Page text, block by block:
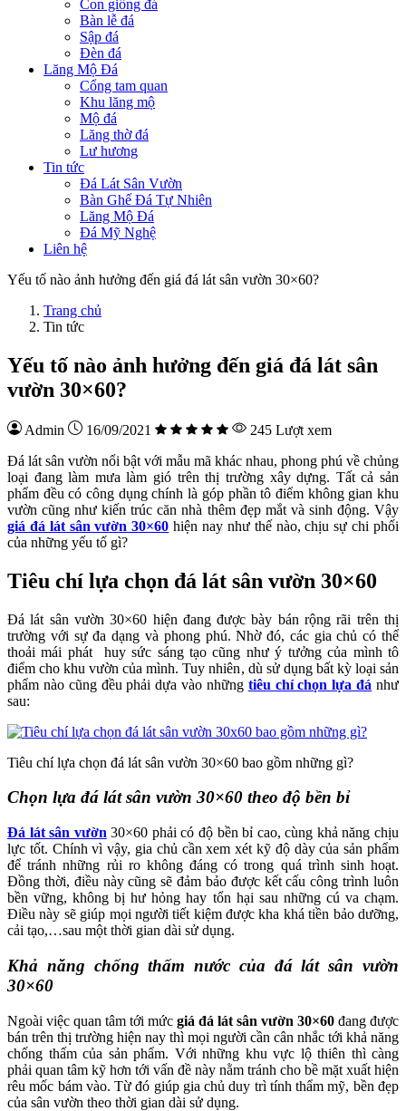
Con giống đá
Bàn lễ đá
Sập đá
Đèn đá
Lăng Mộ Đá
Cổng tam quan
Khu lăng mộ
Mộ đá
Lăng thờ đá
Lư hương
Tin tức
Đá Lát Sân Vườn
Bàn Ghế Đá Tự Nhiên
Lăng Mộ Đá
Đá Mỹ Nghệ
Liên hệ
Yếu tố nào ảnh hưởng đến giá đá lát sân vườn 30×60?
Trang chủ
Tin tức
Yếu tố nào ảnh hưởng đến giá đá lát sân
vườn 30×60?
Admin 16/09/2021
245 Lượt xem
Đá lát sân vườn nổi bật với mẫu mã khác nhau, phong phú về chủng
loại đang làm mưa làm gió trên thị trường xây dựng. Tất cả sản
phẩm đều có công dụng chính là góp phần tô điểm không gian khu
vườn cũng như kiến trúc căn nhà thêm đẹp mắt và sinh động. Vậy
giá đá lát sân vườn 30×60 hiện nay như thế nào, chịu sự chi phối
của những yếu tố gì?
Tiêu chí lựa chọn đá lát sân vườn 30×60
Đá lát sân vườn 30×60 hiện đang được bày bán rộng rãi trên thị
trường với sự đa dạng và phong phú. Nhờ đó, các gia chủ có thể
thoải mái phát huy sức sáng tạo cũng như ý tưởng của mình tô
điểm cho khu vườn của mình. Tuy nhiên, dù sử dụng bất kỳ loại sản
phẩm nào cũng đều phải dựa vào những tiêu chí chọn lựa đá như
sau:
Tiêu chí lựa chọn đá lát sân vườn 30×60 bao gồm những gì?
Chọn lựa đá lát sân vườn 30×60 theo độ bền bỉ
Đá lát sân vườn 30×60 phải có độ bền bỉ cao, cùng khả năng chịu
lực tốt. Chính vì vậy, gia chủ cần xem xét kỹ độ dày của sản phẩm
để tránh những rủi ro không đáng có trong quá trình sinh hoạt.
Đồng thời, điều này cũng sẽ đảm bảo được kết cấu công trình luôn
bền vững, không bị hư hỏng hay tổn hại sau những cú va chạm.
Điều này sẽ giúp mọi người tiết kiệm được kha khá tiền bảo dưỡng,
cải tạo,…sau một thời gian dài sử dụng.
Khả năng chống thấm nước của đá lát sân vườn
30×60
Ngoài việc quan tâm tới mức giá đá lát sân vườn 30×60 đang được
bán trên thị trường hiện nay thì mọi người cần cân nhắc tới khả năng
chống thấm của sản phẩm. Với những khu vực lộ thiên thì càng
phải quan tâm kỹ hơn tới vấn đề này nằm tránh cho bề mặt xuất hiện
rêu mốc bám vào. Từ đó giúp gia chủ duy trì tính thẩm mỹ, bền đẹp
của sân vườn theo thời gian dài sử dụng.